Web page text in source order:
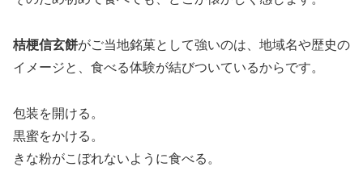
桔梗信玄餅がご当地銘菓として強いのは、地域名や歴史の
イメージと、食べる体験が結びついているからです。
包装を開ける。
黒蜜をかける。
きな粉がこぼれないように食べる。